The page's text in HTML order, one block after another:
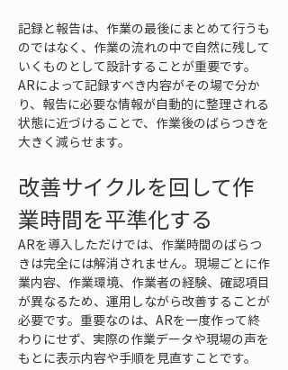
記録と報告は、作業の最後にまとめて行うも
のではなく、作業の流れの中で自然に残して
いくものとして設計することが重要です。
ARによって記録すべき内容がその場で分か
り、報告に必要な情報が自動的に整理される
状態に近づけることで、作業後のばらつきを
大きく減らせます。
改善サイクルを回して作
業時間を平準化する
ARを導入しただけでは、作業時間のばらつ
きは完全には解消されません。現場ごとに作
業内容、作業環境、作業者の経験、確認項目
が異なるため、運用しながら改善することが
必要です。重要なのは、ARを一度作って終
わりにせず、実際の作業データや現場の声を
もとに表示内容や手順を見直すことです。